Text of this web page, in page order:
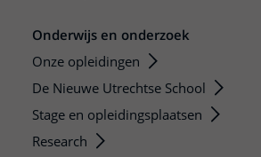
Onderwijs en onderzoek
Onze opleidingen
De Nieuwe Utrechtse School
Stage en opleidingsplaatsen
Research